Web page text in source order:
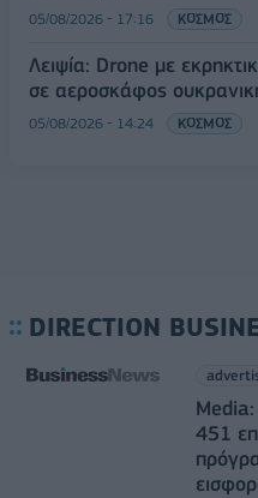
05/08/2026 - 17:16 ΚΟΣΜΟΣ
Λειψία: Drone με
σε αεροσκάφος
05/08/2026 - 14:24 ΚΟΣΜΟΣ
DIRECTION
451